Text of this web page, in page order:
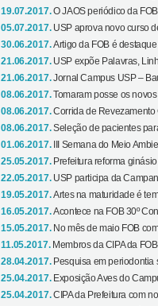
19.07.2017.O JAOS periódico da
05.07.2017. USP aprova novo curso
30.06.2017.Artigo da FOB é
21.06.2017. USP expõe Palavras,
21.06.2017.Jornal Campus USP –
08.06.2017.Tomaram posse os
08.06.2017.Corrida de Revezamento
08.06.2017.Seleção de pacientes
01.06.2017.
III Semana do Meio
25.05.2017. Prefeitura reforma
22.05.2017. USP participa da
19.05.2017.Artes na maturidade é
16.05.2017.Acontece na FOB 30º
15.05.2017. No mês de maio FOB
11.05.2017. Membros da CIPA da
28.04.2017. Pesquisa em periodontia
25.04.2017. Exposição Aves do
25.04.2017.CIPA da Prefeitura com